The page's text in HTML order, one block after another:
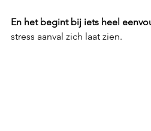
En het begint bij iets heel
stress aanval zich laat zien.